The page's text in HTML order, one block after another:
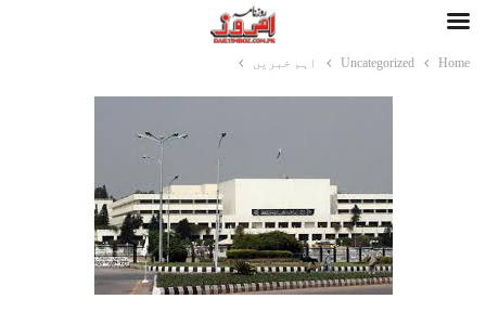
Home
Uncategorized اہم خبریں